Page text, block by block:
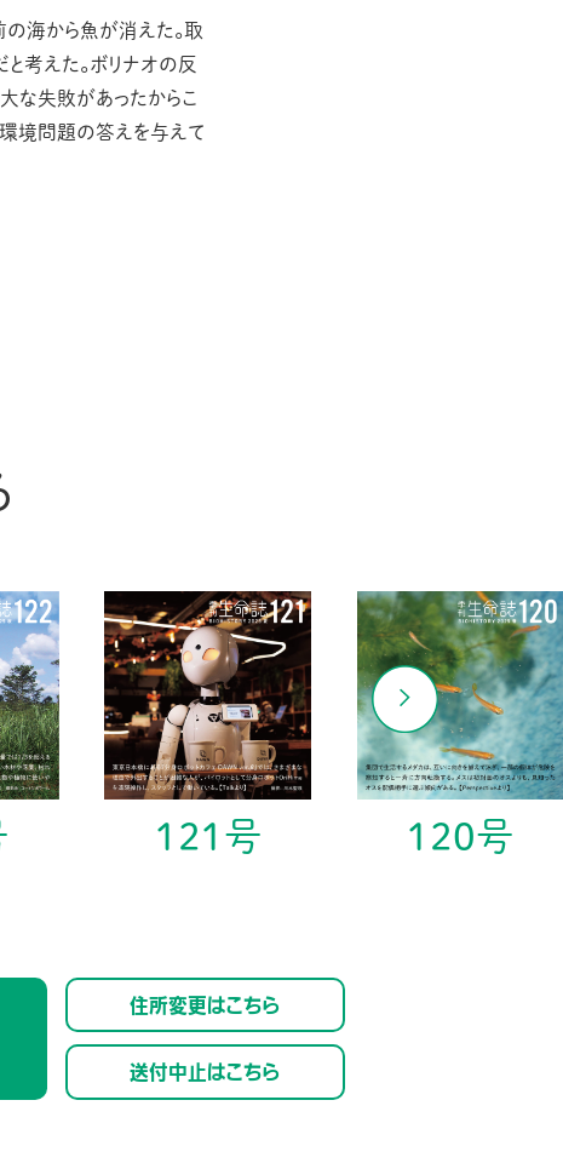
吉原良浩 / 森 憲作
コオロギの分子生物学
丹羽尚
TALK
恐竜とDNAと博物館
SCIENTIST LIBRARY
今堀和友
タンパク質と私の研究遍歴
の海から魚が消えた。取
考えた。ボリナオの反
な失敗があったからこ
境問題の答えを与えて
121号 120号
住所変更はこちら
送付中止はこちら